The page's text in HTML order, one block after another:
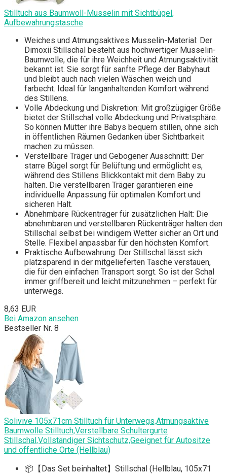
Stilltuch aus Baumwoll-Musselin mit Sichtbügel,
Aufbewahrungstasche
Weiches und Atmungsaktives Musselin-Material: Der
Dimoxii Stillschal besteht aus hochwertiger Musselin-
Baumwolle, die für ihre Weichheit und Atmungsaktivität
bekannt ist. Sie sorgt für sanfte Pflege der Babyhaut
und bleibt auch nach vielen Wäschen weich und
farbecht. Ideal für langanhaltenden Komfort während
des Stillens.
Volle Abdeckung und Diskretion: Mit großzügiger Größe
bietet der Stillschal volle Abdeckung und Privatsphäre.
So können Mütter ihre Babys bequem stillen, ohne sich
in öffentlichen Räumen Gedanken über Sichtbarkeit
machen zu müssen.
Verstellbare Träger und Gebogener Ausschnitt: Der
starre Bügel sorgt für Belüftung und ermöglicht es,
während des Stillens Blickkontakt mit dem Baby zu
halten. Die verstellbaren Träger garantieren eine
individuelle Anpassung für optimalen Komfort und
sicheren Halt.
Abnehmbare Rückenträger für zusätzlichen Halt: Die
abnehmbaren und verstellbaren Rückenträger halten den
Stillschal selbst bei windigem Wetter sicher an Ort und
Stelle. Flexibel anpassbar für den höchsten Komfort.
Praktische Aufbewahrung: Der Stillschal lässt sich
platzsparend in der mitgelieferten Tasche verstauen,
die für den einfachen Transport sorgt. So ist der Schal
immer griffbereit und leicht mitzunehmen – perfekt für
unterwegs.
8,63 EUR
Bei Amazon ansehen
Bestseller Nr. 8
Solivive 105x71cm Stilltuch für Unterwegs,Atmungsaktive
Baumwolle Stilltuch,Verstellbare Schultergurte
Stillschal,Vollständiger Sichtschutz,Geeignet für Autositze
und öffentliche Orte (Hellblau)
📦【Das Set beinhaltet】Stillschal (Hellblau, 105x71